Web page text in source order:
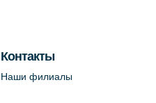
Контакты
Наши филиалы